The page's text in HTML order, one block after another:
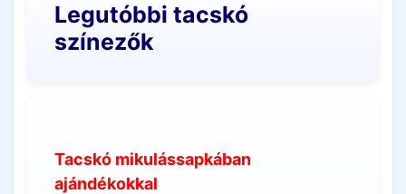
Legutóbbi tacskó
színezők
Tacskó mikulássapkában
ajándékokkal